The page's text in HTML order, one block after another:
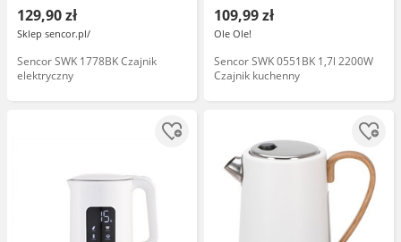
129,90 zł
Sklep sencor.pl/
Sencor SWK 1778BK Czajnik
elektryczny
109,99 zł
Ole Ole!
Sencor SWK 0551BK 1,7l 2200W
Czajnik kuchenny